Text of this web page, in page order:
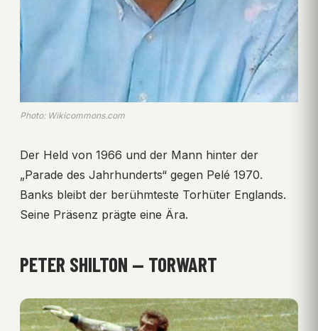
Photo: Wikicommons.com
Der Held von 1966 und der Mann hinter der
„Parade des Jahrhunderts“ gegen Pelé 1970.
Banks bleibt der berühmteste Torhüter Englands.
Seine Präsenz prägte eine Ära.
PETER SHILTON — TORWART